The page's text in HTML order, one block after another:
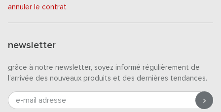
annuler le contrat
newsletter
grâce à notre newsletter, soyez informé régulièrement de
l’arrivée des nouveaux produits et des dernières tendances.
e-mail adresse